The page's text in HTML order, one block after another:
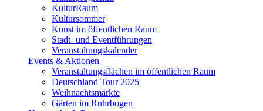
KulturRaum
Kultursommer
Kunst im öffentlichen Raum
Stadt- und Eventführungen
Veranstaltungskalender
Events & Aktionen
Veranstaltungsflächen im öffentlichen Raum
Deutschland Tour 2025
Weihnachtsmärkte
Gärten im Ruhrbogen